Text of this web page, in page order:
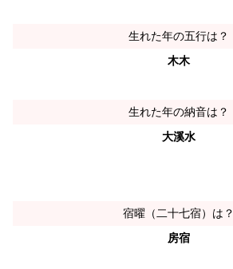
生れた年の五行は？
木木
生れた年の納音は？
大溪水
宿曜（二十七宿）は？
房宿